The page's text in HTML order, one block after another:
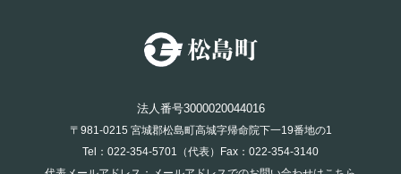
法人番号3000020044016
〒981-0215 宮城郡松島町高城字帰命院下一19番地の1
Tel：022-354-5701（代表）Fax：022-354-3140